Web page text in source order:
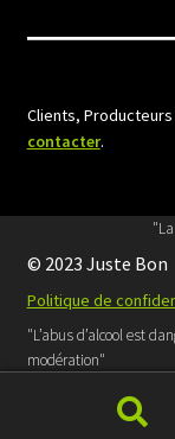
Clients,
contacter.
© 2023 Juste Bon
Politique de
"L’abus d’alcool est
modération"